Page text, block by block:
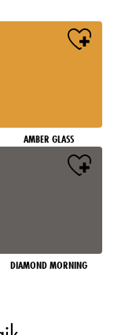
AMBER GLASS
DIAMOND MORNING